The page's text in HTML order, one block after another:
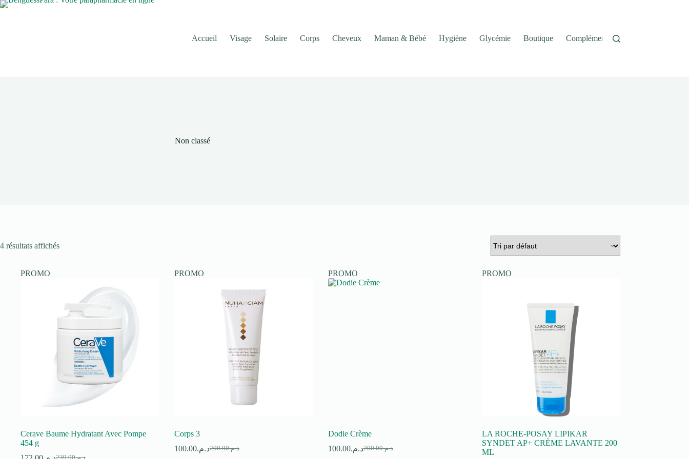
Passer
Accueil
Visage Solaire Corps Cheveux Maman & Bébé Hygiène Glycémie Boutique Complément Alimentaire
Non classé
4 résultats affichés
PROMO
Cerave Baume Hydratant Avec Pompe
454 g
PROMO
Corps 3
د.م.200.00
Leد.م.100.00
Le
PROMO
Dodie Crème
د.م.200.00
Leد.م.100.00
Le
PROMO
LA ROCHE-POSAY LIPIKAR
SYNDET AP+ CRÈME LAVANTE 200
ML